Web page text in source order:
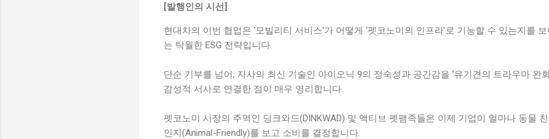
[발행인의 시선]
현대차의 이번 협업은 '모빌리티 서비스'가 어떻게 ‘펫코노미의 인프라’로 기능할 수 있는지를 보
는 탁월한 ESG 전략입니다.
단순 기부를 넘어, 자사의 최신 기술인 아이오닉 9의 정숙성과 공간감을 '유기견의 트라우마 완
감성적 서사로 연결한 점이 매우 영리합니다.
펫코노미 시장의 주역인 딩크와드(DINKWAD) 및 액티브 펫팸족들은 이제 기업이 얼마나 동물
인지(Animal-Friendly)를 보고 소비를 결정합니다.